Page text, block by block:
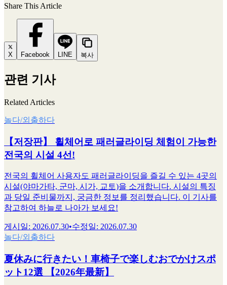
Share This Article
X Facebook LINE 복사
관련 기사
Related Articles
놀다/외출하다
【저장판】 휠체어로 패러글라이딩 체험이 가능한
전국의 시설 4선!
전국의 휠체어 사용자도 패러글라이딩을 즐길 수 있는 4곳의
시설(야마가타, 군마, 시가, 교토)을 소개합니다. 시설의 특징
과 당일 준비물까지, 궁금한 정보를 정리했습니다. 이 기사를
참고하여 하늘로 나아가 보세요!
게시일: 2026.07.30•수정일: 2026.07.30
놀다/외출하다
夏休みに行きたい！車椅子で楽しむおでかけスポ
ット12選 【2026年最新】